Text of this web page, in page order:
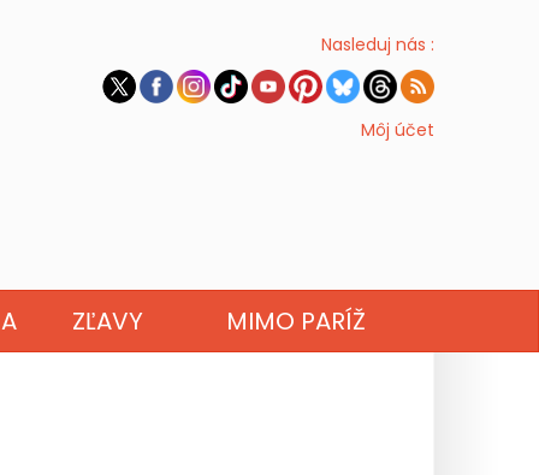
Nasleduj nás :
Môj účet
ZĽAVY MIMO PARÍŽ